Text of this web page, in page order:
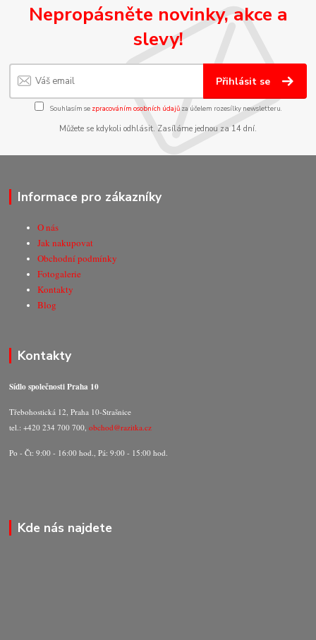
Nepropásněte novinky, akce a
slevy!
Přihlásit se
Souhlasím se zpracováním osobních údajůza účelem rozesílky newsletteru.
Můžete se kdykoli odhlásit. Zasíláme jednou za 14 dní.
Informace pro zákazníky
O nás
Jak nakupovat
Obchodní podmínky
Fotogalerie
Kontakty
Blog
Kontakty
Sídlo společnosti Praha 10
Třebohostická 12, Praha 10-Strašnice
tel.: +420 234 700 700,obchod@razitka.cz
Po - Čt: 9:00 - 16:00 hod., Pá: 9:00 - 15:00 hod.
Kde nás najdete